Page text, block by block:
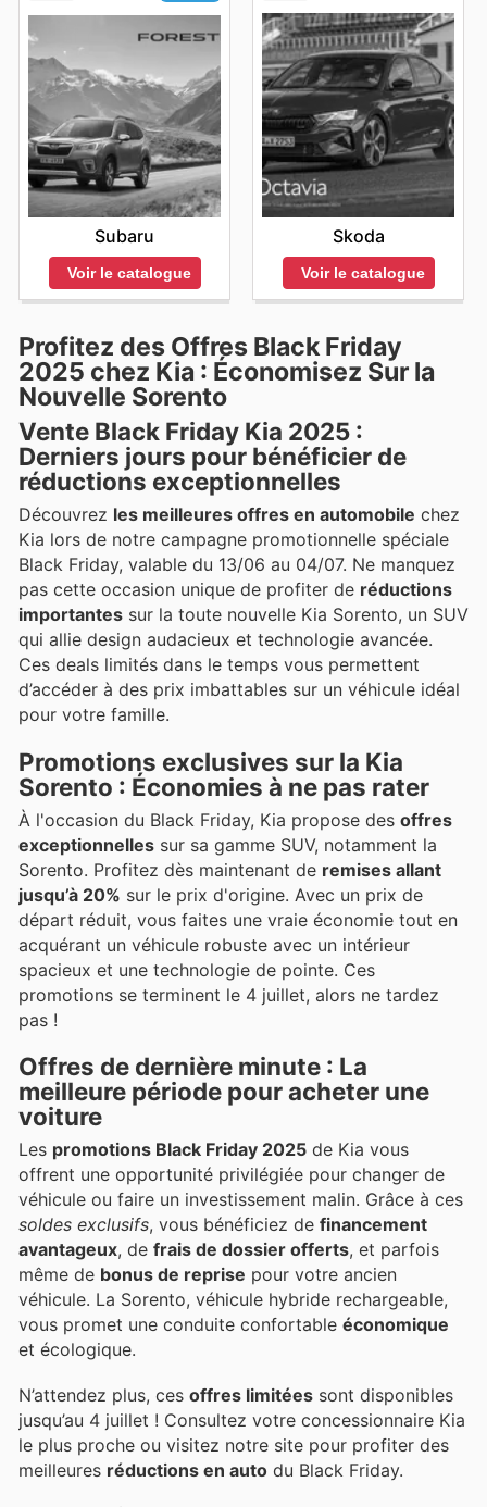
Subaru
Voir le catalogue
Skoda
Voir le catalogue
Profitez des Offres Black Friday
2025 chez Kia : Économisez Sur la
Nouvelle Sorento
Vente Black Friday Kia 2025 :
Derniers jours pour bénéficier de
réductions exceptionnelles
Découvrez les meilleures offres en automobile chez
Kia lors de notre campagne promotionnelle spéciale
Black Friday, valable du 13/06 au 04/07. Ne manquez
pas cette occasion unique de profiter de réductions
importantes sur la toute nouvelle Kia Sorento, un SUV
qui allie design audacieux et technologie avancée.
Ces deals limités dans le temps vous permettent
d’accéder à des prix imbattables sur un véhicule idéal
pour votre famille.
Promotions exclusives sur la Kia
Sorento : Économies à ne pas rater
À l'occasion du Black Friday, Kia propose des offres
exceptionnelles sur sa gamme SUV, notamment la
Sorento. Profitez dès maintenant de remises allant
jusqu’à 20% sur le prix d'origine. Avec un prix de
départ réduit, vous faites une vraie économie tout en
acquérant un véhicule robuste avec un intérieur
spacieux et une technologie de pointe. Ces
promotions se terminent le 4 juillet, alors ne tardez
pas !
Offres de dernière minute : La
meilleure période pour acheter une
voiture
Les promotions Black Friday 2025 de Kia vous
offrent une opportunité privilégiée pour changer de
véhicule ou faire un investissement malin. Grâce à ces
soldes exclusifs, vous bénéficiez de financement
avantageux, de frais de dossier offerts, et parfois
même de bonus de reprise pour votre ancien
véhicule. La Sorento, véhicule hybride rechargeable,
vous promet une conduite confortable économique
et écologique.
N’attendez plus, ces offres limitées sont disponibles
jusqu’au 4 juillet ! Consultez votre concessionnaire Kia
le plus proche ou visitez notre site pour profiter des
meilleures réductions en auto du Black Friday.